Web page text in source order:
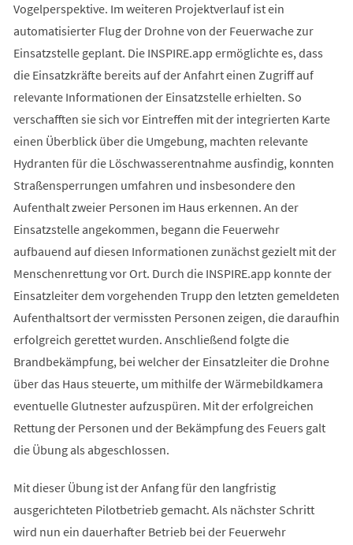
Vogelperspektive. Im weiteren Projektverlauf ist ein
automatisierter Flug der Drohne von der Feuerwache zur
Einsatzstelle geplant. Die INSPIRE.app ermöglichte es, dass
die Einsatzkräfte bereits auf der Anfahrt einen Zugriff auf
relevante Informationen der Einsatzstelle erhielten. So
verschafften sie sich vor Eintreffen mit der integrierten Karte
einen Überblick über die Umgebung, machten relevante
Hydranten für die Löschwasserentnahme ausfindig, konnten
Straßensperrungen umfahren und insbesondere den
Aufenthalt zweier Personen im Haus erkennen. An der
Einsatzstelle angekommen, begann die Feuerwehr
aufbauend auf diesen Informationen zunächst gezielt mit der
Menschenrettung vor Ort. Durch die INSPIRE.app konnte der
Einsatzleiter dem vorgehenden Trupp den letzten gemeldeten
Aufenthaltsort der vermissten Personen zeigen, die daraufhin
erfolgreich gerettet wurden. Anschließend folgte die
Brandbekämpfung, bei welcher der Einsatzleiter die Drohne
über das Haus steuerte, um mithilfe der Wärmebildkamera
eventuelle Glutnester aufzuspüren. Mit der erfolgreichen
Rettung der Personen und der Bekämpfung des Feuers galt
die Übung als abgeschlossen.
Mit dieser Übung ist der Anfang für den langfristig
ausgerichteten Pilotbetrieb gemacht. Als nächster Schritt
wird nun ein dauerhafter Betrieb bei der Feuerwehr